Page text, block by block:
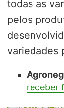
todas as
pelos
variedades
receber